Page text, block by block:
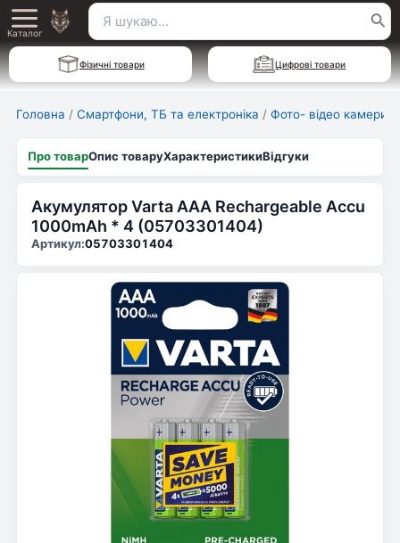
Перейти
до
вмісту
Main
Menu
Каталог
Пошук
для:
Фізичні товари Цифрові товари
Головна / Смартфони, ТБ та електроніка / Фото- відео камери
Про товарОпис товаруХарактеристикиВідгуки
Акумулятор Varta AAA Rechargeable Accu
1000mAh * 4 (05703301404)
Артикул:05703301404